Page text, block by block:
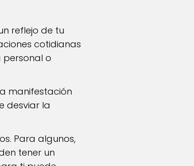
reflejo de tu
cotidianas
personal o
manifestación
desviar la
Para algunos,
tener un